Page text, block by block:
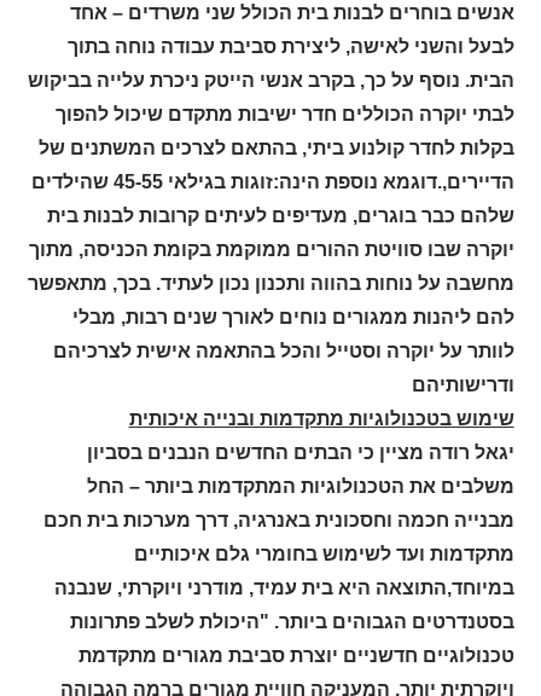
אנשים בוחרים לבנות בית הכולל שני משרדים – אחד
לבעל והשני לאישה, ליצירת סביבת עבודה נוחה בתוך
הבית. נוסף על כך, בקרב אנשי הייטק ניכרת עלייה בביקוש
לבתי יוקרה הכוללים חדר ישיבות מתקדם שיכול להפוך
בקלות לחדר קולנוע ביתי, בהתאם לצרכים המשתנים של
הדיירים,.דוגמא נוספת הינה:זוגות בגילאי 45-55 שהילדים
שלהם כבר בוגרים, מעדיפים לעיתים קרובות לבנות בית
יוקרה שבו סוויטת ההורים ממוקמת בקומת הכניסה, מתוך
מחשבה על נוחות בהווה ותכנון נכון לעתיד. בכך, מתאפשר
להם ליהנות ממגורים נוחים לאורך שנים רבות, מבלי
לוותר על יוקרה וסטייל והכל בהתאמה אישית לצרכיהם
ודרישותיהם
שימוש בטכנולוגיות מתקדמות ובנייה איכותית
יגאל רודה מציין כי הבתים החדשים הנבנים בסביון
משלבים את הטכנולוגיות המתקדמות ביותר – החל
מבנייה חכמה וחסכונית באנרגיה, דרך מערכות בית חכם
מתקדמות ועד לשימוש בחומרי גלם איכותיים
במיוחד,התוצאה היא בית עמיד, מודרני ויוקרתי, שנבנה
בסטנדרטים הגבוהים ביותר. "היכולת לשלב פתרונות
טכנולוגיים חדשניים יוצרת סביבת מגורים מתקדמת
ויוקרתית יותר, המעניקה חוויית מגורים ברמה הגבוהה